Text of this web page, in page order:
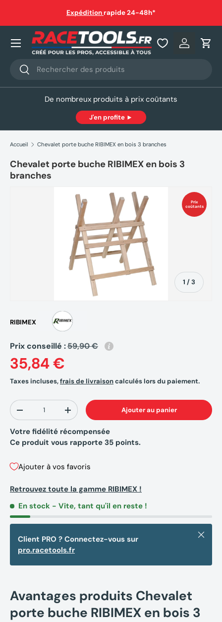
Aller au contenu
Expédition rapide 24-48h*
Recherche
Rechercher
Se
Nos produits
De nombreux produits à prix coûtants
J'en profite ►
Accueil Chevalet porte buche RIBIMEX en bois 3 branches
Chevalet porte buche RIBIMEX en bois 3
branches
Prix
coûtants
1 /de
3
RIBIMEX
Prix conseillé :59,90 €
35,84 €
Taxes incluses,frais de livraisoncalculés lors du paiement.
Qté
-
+ Ajouter au panier
Votre fidélité récompensée
Ce produit vous rapporte 35 points.
Ajouter à vos favoris
Retrouvez toute la gamme RIBIMEX !
En stock - Vite, tant qu'il en reste !
Client PRO ? Connectez-vous sur
pro.racetools.fr
Fermer
Avantages produits Chevalet
porte buche RIBIMEX en bois 3